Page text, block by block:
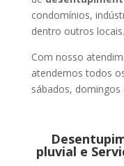
condomínios,
dentro outros locais.
Com nosso
atendemos todos
sábados, domingos
pluvial e